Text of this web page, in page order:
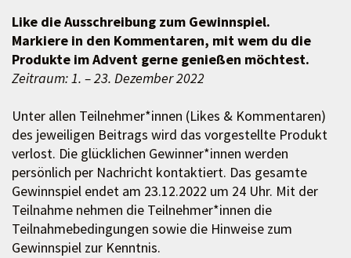
Like die Ausschreibung zum Gewinnspiel.
Markiere in den Kommentaren, mit wem du die
Produkte im Advent gerne genießen möchtest.
Zeitraum: 1. – 23. Dezember 2022
Unter allen Teilnehmer*innen (Likes & Kommentaren)
des jeweiligen Beitrags wird das vorgestellte Produkt
verlost. Die glücklichen Gewinner*innen werden
persönlich per Nachricht kontaktiert. Das gesamte
Gewinnspiel endet am 23.12.2022 um 24 Uhr. Mit der
Teilnahme nehmen die Teilnehmer*innen die
Teilnahmebedingungen sowie die Hinweise zum
Gewinnspiel zur Kenntnis.